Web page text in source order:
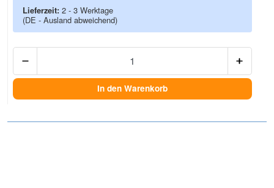
Lieferzeit: 2 - 3 Werktage
(DE - Ausland abweichend)
In den Warenkorb